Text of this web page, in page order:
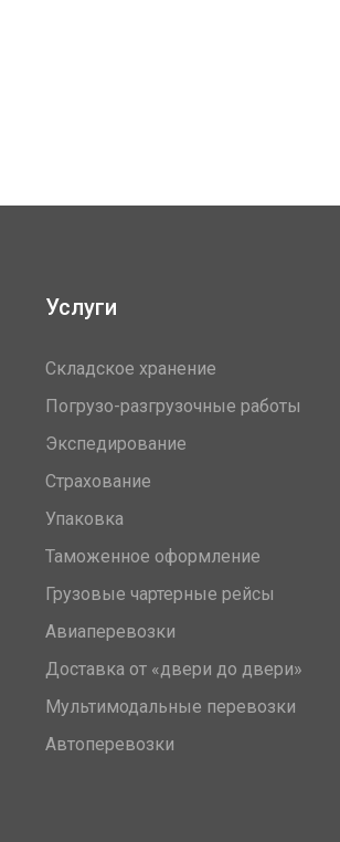
Услуги
Складское хранение
Погрузо-разгрузочные работы
Экспедирование
Страхование
Упаковка
Таможенное оформление
Грузовые чартерные рейсы
Авиаперевозки
Доставка от «двери до двери»
Мультимодальные перевозки
Автоперевозки